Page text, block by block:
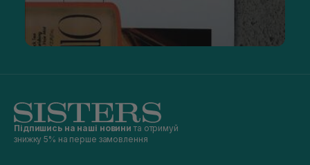
Підпишись на наші новини та отримуй
знижку 5% на перше замовлення